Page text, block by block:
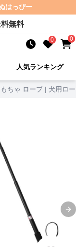
はっぴー
無料
0 0
人気ランキング
ちゃ ロープ | 犬用ロ